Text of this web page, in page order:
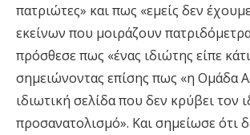
πατριώτες» και πως «εμείς δεν
εκείνων που μοιράζουν
πρόσθεσε πως «ένας ιδιώτης είπε
σημειώνοντας επίσης πως «η Ομάδα
ιδιωτική σελίδα που δεν κρύβει τον
προσανατολισμό». Και σημείωσε ότι